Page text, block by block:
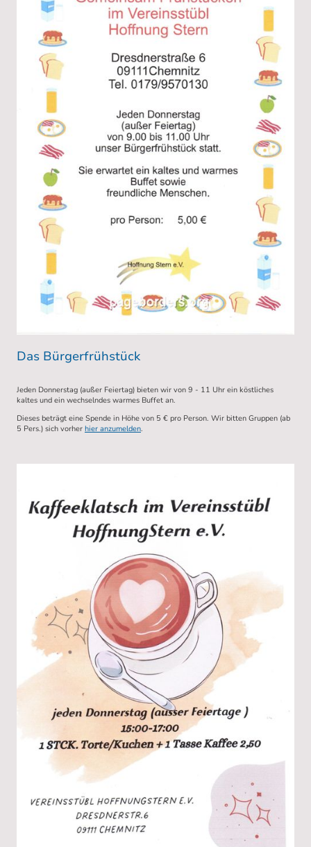
Das Bürgerfrühstück
Jeden Donnerstag (außer Feiertag) bieten wir von 9 - 11 Uhr ein köstliches
kaltes und ein wechselndes warmes Buffet an.
Dieses beträgt eine Spende in Höhe von 5 € pro Person. Wir bitten Gruppen (ab
5 Pers.) sich vorher hier anzumelden.